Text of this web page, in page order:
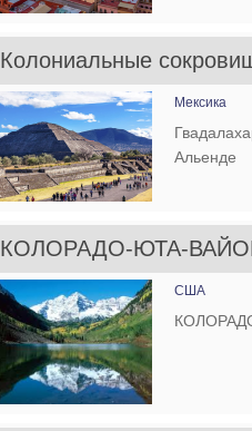
Колониальные
Мексика
Альенде
КОЛОРАДО-ЮТА-
США